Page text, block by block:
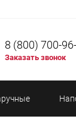
8 (800) 700-
Заказать звонок